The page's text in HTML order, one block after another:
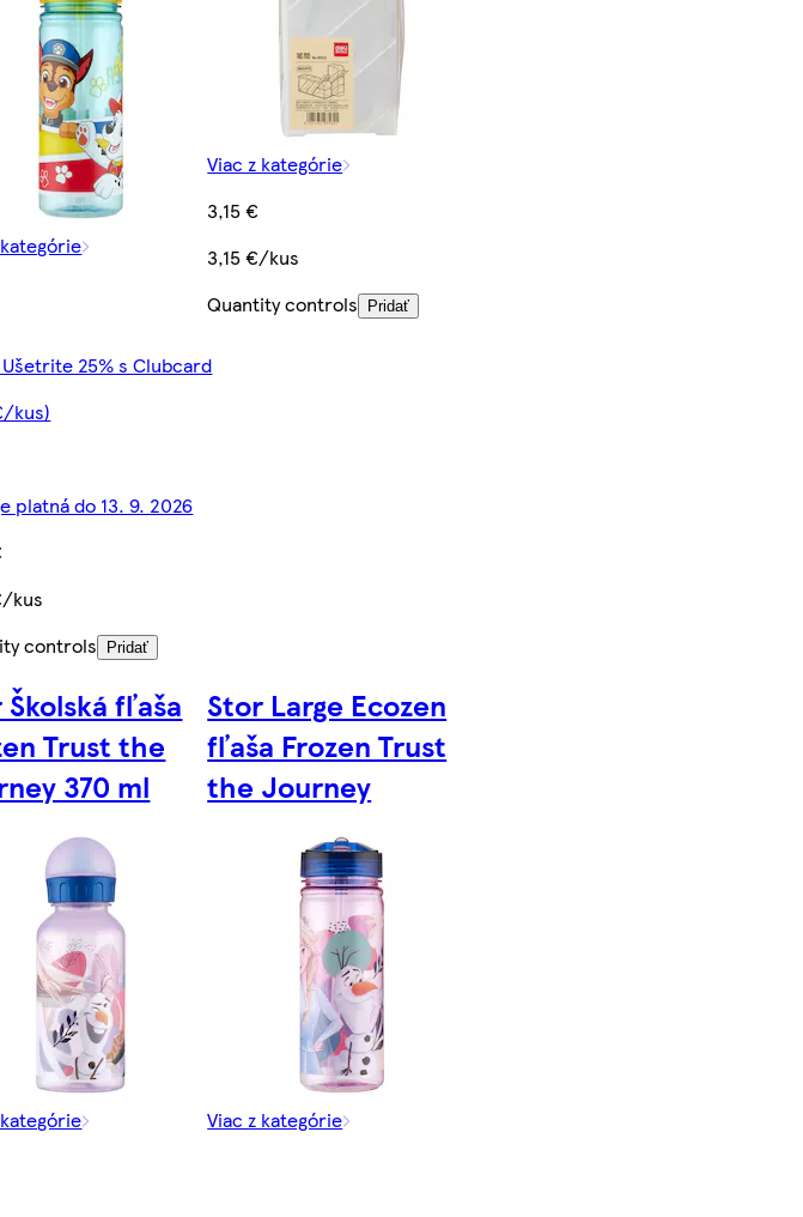
25% s Clubcard
kus)
platná do 13. 9. 2026
kus
controls
Pridať
Viac z kategórie
3,15 €
3,15 €/kus
Quantity controls
Pridať
Školská fľaša
Trust the
370 ml
Stor Large Ecozen
fľaša Frozen Trust
the Journey
Viac z kategórie